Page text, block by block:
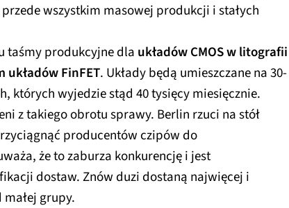
wszystkim masowej produkcji i stałych
taśmy produkcyjne dla układów CMOS w litografii
układów FinFET. Układy będą umieszczane na 30-
których wyjedzie stąd 40 tysięcy miesięcznie.
z takiego obrotu sprawy. Berlin rzuci na stół
producentów czipów do
że to zaburza konkurencję i jest
dostaw. Znów duzi dostaną najwięcej i
grupy.